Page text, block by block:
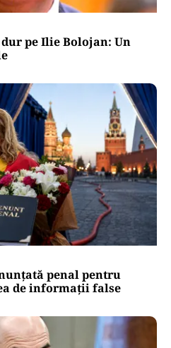
pe Ilie Bolojan: Un
penal pentru
de informații false